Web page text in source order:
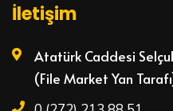
İletişim
Atatürk Caddesi
(File Market Yan